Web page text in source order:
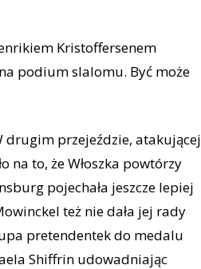
Kristoffersenem
podium slalomu. Być może
drugim przejeździe, atakującej
na to, że Włoszka powtórzy
pojechała jeszcze lepiej
też nie dała jej rady
pretendentek do medalu
Shiffrin udowadniając